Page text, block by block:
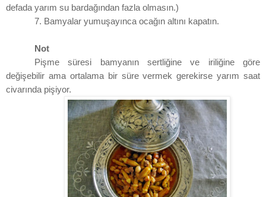
defada yarım su bardağından fazla olmasın.)
7. Bamyalar yumuşayınca ocağın altını kapatın.
Not
Pişme süresi bamyanın sertliğine ve iriliğine göre
değişebilir ama ortalama bir süre vermek gerekirse yarım saat
civarında pişiyor.